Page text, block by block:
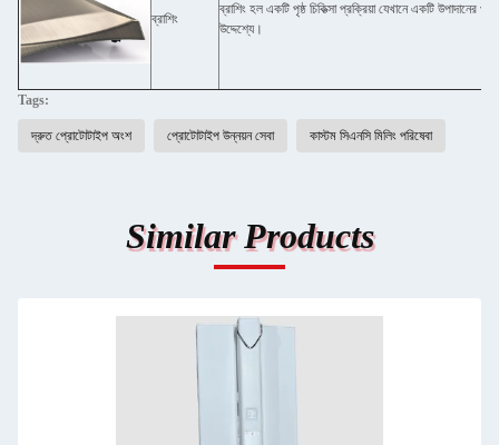
ব্রাশিং
ব্রাশিং হল একটি পৃষ্ঠ চিকিত্সা প্রক্রিয়া যেখানে একটি উপাদানের
উদ্দেশ্যে।
Tags:
দ্রুত প্রোটোটাইপ অংশ প্রোটোটাইপ উন্নয়ন সেবা কাস্টম সিএনসি মিলিং পরিষেবা
Similar Products